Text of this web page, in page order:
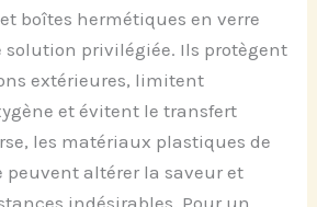
boîtes hermétiques en verre
solution privilégiée. Ils protègent
extérieures, limitent
et évitent le transfert
les matériaux plastiques de
altérer la saveur et
indésirables. Pour un